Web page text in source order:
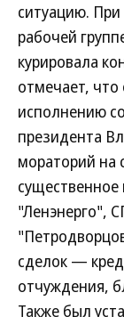
ситуацию.
рабочей
курировала
отмечает,
исполнению
президента
мораторий на
"Ленэнерго",
сделок —
отчуждения,
Также был